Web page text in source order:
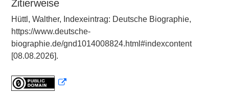
Zitierweise
Hüttl, Walther, Indexeintrag: Deutsche Biographie,
https://www.deutsche-
biographie.de/gnd1014008824.html#indexcontent
[08.08.2026].